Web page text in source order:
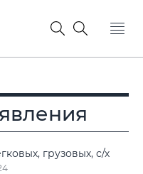
грузовых, с/х